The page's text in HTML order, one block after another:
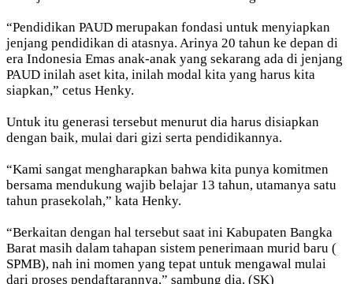
“Pendidikan PAUD merupakan fondasi untuk menyiapkan
jenjang pendidikan di atasnya. Arinya 20 tahun ke depan di
era Indonesia Emas anak-anak yang sekarang ada di jenjang
PAUD inilah aset kita, inilah modal kita yang harus kita
siapkan,” cetus Henky.
Untuk itu generasi tersebut menurut dia harus disiapkan
dengan baik, mulai dari gizi serta pendidikannya.
“Kami sangat mengharapkan bahwa kita punya komitmen
bersama mendukung wajib belajar 13 tahun, utamanya satu
tahun prasekolah,” kata Henky.
“Berkaitan dengan hal tersebut saat ini Kabupaten Bangka
Barat masih dalam tahapan sistem penerimaan murid baru (
SPMB), nah ini momen yang tepat untuk mengawal mulai
dari proses pendaftarannya,” sambung dia. (SK)